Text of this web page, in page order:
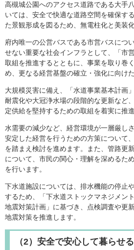
高槻城公園へのアクセス道路である大手
いては、安全で快適な道路空間を確保す
た景観形成を図るため、無電柱化と美装
府内唯一の公営バスである市営バスにつ
せない重要な社会インフラとして、「市
取組を推進するとともに、事業を取り巻
め、更なる経営基盤の確立・強化に向け
大規模災害に備え、「水道事業基本計画
耐震化や大冠浄水場の段階的な更新など
定供給を堅持するための取組を着実に推進
水需要の減少など、経営環境が一層厳し
安定した経営を行うための方策について
を踏まえ検討を進めます。また、管路更
について、市民の関心・理解を深めるた
を行います。
下水道施設については、排水機能の停止
するため、「下水道ストックマネジメン
地震対策計画」に基づき、点検調査や更
地震対策を推進します。
（2）安全で安心して暮らせ